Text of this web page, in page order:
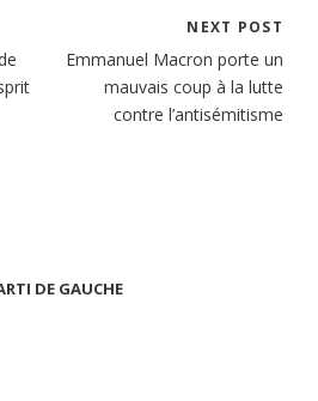
NEXT POST
Emmanuel Macron porte un
mauvais coup à la lutte
contre l’antisémitisme
DE GAUCHE